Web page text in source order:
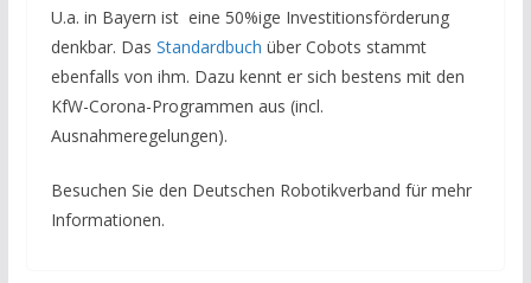
U.a. in Bayern ist eine 50%ige Investitionsförderung
denkbar. Das Standardbuch über Cobots stammt
ebenfalls von ihm. Dazu kennt er sich bestens mit den
KfW-Corona-Programmen aus (incl.
Ausnahmeregelungen).
Besuchen Sie den Deutschen Robotikverband für mehr
Informationen.